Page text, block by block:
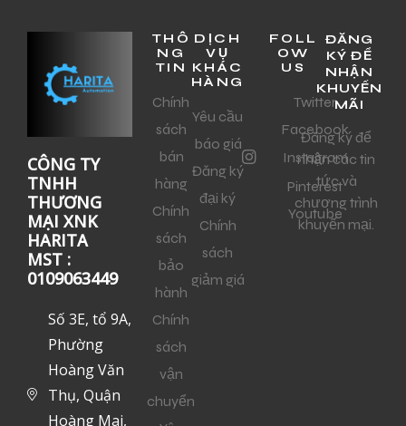
CÔNG TY
TNHH
THƯƠNG
MẠI XNK
HARITA
MST :
0109063449
Số 3E, tổ 9A,
Phường
Hoàng Văn
Thụ, Quận
Hoàng Mai,
THÔ
NG
TIN
Chính
sách
bán
hàng
Chính
sách
bảo
hành
Chính
sách
vận
chuyển
DỊCH
VỤ
KHÁC
HÀNG
Yêu cầu
báo giá
Đăng ký
đại ký
Chính
sách
giảm giá
FOLL
OW
US
Twitter
Facebook
Instagram
Pinterest
Youtube
ĐĂNG
KÝ ĐỂ
NHẬN
KHUYẾN
MÃI
Đăng ký để
nhận các tin
tức và
chương trình
khuyến mại.